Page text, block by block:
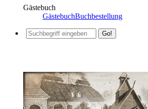
Gästebuch
GästebuchBuchbestellung